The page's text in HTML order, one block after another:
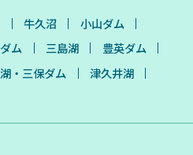
牛久沼
小山ダム
ム 三島湖
豊英ダム
・三保ダム
津久井湖